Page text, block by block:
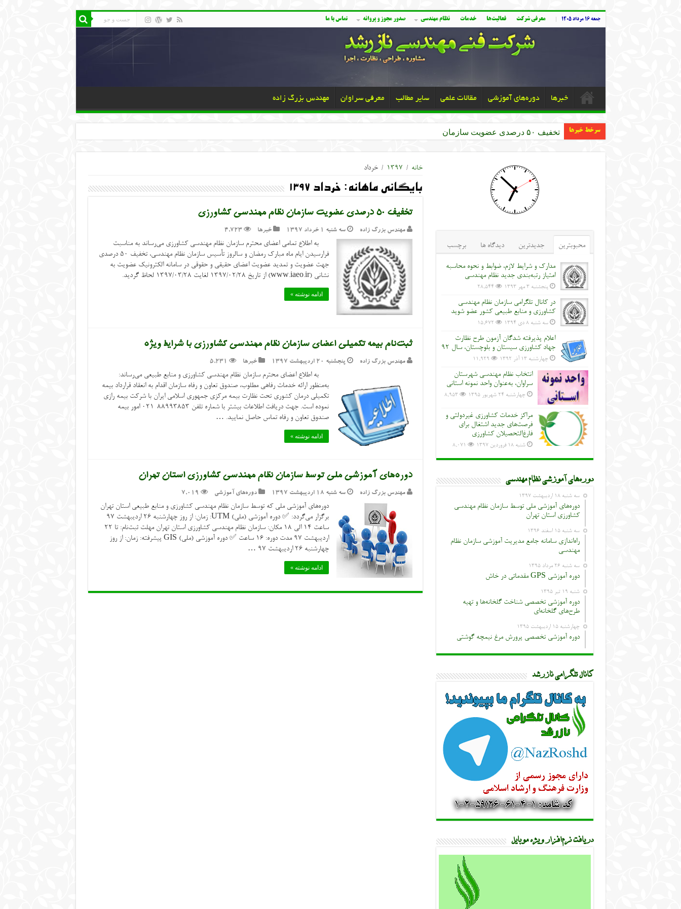
جمعه ۱۶ مرداد ۱۴۰۵ معرفی شرکت فعالیت‌ها خدمات نظام مهندسی صدور مجوز و پروانه تماس با ما
خبرها دوره‌های آموزشی مقالات علمی سایر مطالب معرفی سراوان مهندس بزرگ زاده
سرخط خبرها تخفیف ۵۰ درصدی عضویت سازمان نظام مهندسی کشاورزی
خانه / ۱۳۹۷ / خرداد
بایگانی ماهانه:خرداد ۱۳۹۷
تخفیف ۵۰ درصدی عضویت سازمان نظام مهندسی کشاورزی
مهندس بزرگ زاده سه شنبه ۱ خرداد ۱۳۹۷ خبرها 4,723
به اطلاع تمامی اعضای محترم سازمان نظام مهندسی کشاورزی می‌رساند به مناسبت
فرارسیدن ایام ماه مبارک رمضان و سالروز تأسیس سازمان نظام مهندسی، تخفیف ۵۰ درصدی
جهت عضویت و تمدید عضویت اعضای حقیقی و حقوقی در سامانه الکترونیک عضویت به
نشانی (www.iaeo.ir) از تاریخ ۱۳۹۷/۰۲/۲۸ لغایت ۱۳۹۷/۰۳/۲۸ لحاظ گردید.
ادامه نوشته »
ثبت‌نام بیمه تکمیلی اعضای سازمان نظام مهندسی کشاورزی با شرایط ویژه
مهندس بزرگ زاده پنجشنبه ۲۰ اردیبهشت ۱۳۹۷ خبرها 5,231
به اطلاع اعضای محترم سازمان نظام مهندسی کشاورزی و منابع طبیعی می‌رساند:
به‌منظور ارائه خدمات رفاهی مطلوب، صندوق تعاون و رفاه سازمان اقدام به انعقاد قرارداد بیمه
تکمیلی درمان کشوری تحت نظارت بیمه مرکزی جمهوری اسلامی ایران با شرکت بیمه رازی
نموده است. جهت دریافت اطلاعات بیشتر با شماره تلفن ۸۸۹۹۳۸۵۳-۰۲۱ امور بیمه
صندوق تعاون و رفاه تماس حاصل نمایید. …
ادامه نوشته »
دوره‌های آموزشی ملی توسط سازمان نظام مهندسی کشاورزی استان تهران
مهندس بزرگ زاده سه شنبه ۱۸ اردیبهشت ۱۳۹۷ دوره‌های آموزشی 7,019
دوره‌های آموزشی ملی که توسط سازمان نظام مهندسی کشاورزی و منابع طبیعی استان تهران
برگزار می‌گردد: ✅ دوره آموزشی (ملی) UTM: زمان: از روز چهارشنبه ۲۶ اردیبهشت ۹۷
ساعت ١۴ الی ١٨ مکان: سازمان نظام مهندسی کشاورزی استان تهران مهلت ثبت‌نام: تا ۲۲
اردیبهشت ۹۷ مدت دوره: ١۶ ساعت ✅ دوره آموزشی (ملی) GIS پیشرفته: زمان: از روز
چهارشنبه ۲۶ اردیبهشت ۹۷ …
ادامه نوشته »
محبوبترین جدیدترین دیدگاه ها برچسب
مدارک و شرایط لازم، ضوابط و نحوه محاسبه
امتیاز رتبه‌بندی جدید نظام مهندسی
پنجشنبه ۳ مهر ۱۳۹۳ 28,544
در کانال تلگرامی سازمان نظام مهندسی
کشاورزی و منابع طبیعی کشور عضو شوید
سه شنبه ۸ دی ۱۳۹۴ 15,672
اعلام پذیرفته شدگان آزمون طرح نظارت
جهاد کشاورزی سیستان و بلوچستان، سال 92
چهارشنبه ۱۳ آذر ۱۳۹۲ 11,929
انتخاب نظام مهندسی شهرستان
سراوان، به‌عنوان واحد نمونه استانی
چهارشنبه ۲۴ شهریور ۱۳۹۵ 8,953
مراکز خدمات کشاورزی غیردولتی و
فرصت‌های جدید اشتغال برای
فارغ‌التحصیلان کشاورزی
شنبه ۱۸ فروردین ۱۳۹۷ 8,071
دوره‌های آموزشی نظام مهندسی
سه شنبه ۱۸ اردیبهشت ۱۳۹۷
دوره‌های آموزشی ملی توسط سازمان نظام مهندسی
کشاورزی استان تهران
سه شنبه ۱۵ اسفند ۱۳۹۶
راه‌اندازی سامانه جامع مدیریت آموزشی سازمان نظام
مهندسی
سه شنبه ۲۶ مرداد ۱۳۹۵
دوره آموزشی GPS مقدماتی در خاش
شنبه ۱۹ تیر ۱۳۹۵
دوره آموزشی تخصصی شناخت گلخانه‌ها و تهیه
طرح‌های گلخانه‌ای
چهارشنبه ۱۵ اردیبهشت ۱۳۹۵
دوره آموزشی تخصصی پرورش مرغ نیمچه گوشتی
کانال تلگرامی نازرشد
دریافت نرم‌افزار ویژه موبایل